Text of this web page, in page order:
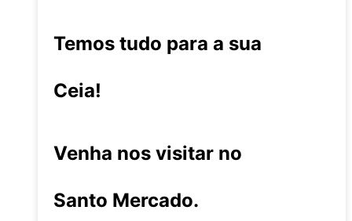
Temos tudo para a sua
Ceia!
Venha nos visitar no
Santo Mercado.